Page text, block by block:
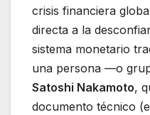
crisis financiera
directa a la
sistema monetario
una persona —o
Satoshi Nakamoto,
documento técnico